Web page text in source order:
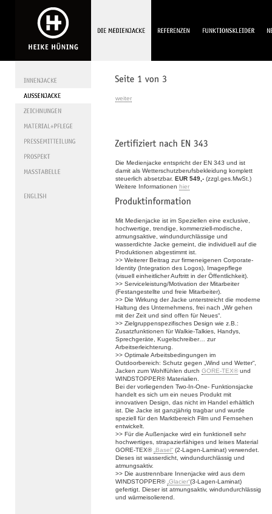
weiter
Die Medienjacke entspricht der EN 343 und ist
damit als Wetterschutzberufsbekleidung komplett
steuerlich absetzbar. EUR 549,- (zzgl.ges.MwSt.)
Weitere Informationen hier
Mit Medienjacke ist im Speziellen eine exclusive,
hochwertige, trendige, kommerziell-modische,
atmungsaktive, windundurchlässige und
wasserdichte Jacke gemeint, die individuell auf die
Produktionen abgestimmt ist.
>> Weiterer Beitrag zur firmeneigenen Corporate-
Identity (Integration des Logos), Imagepflege
(visuell einheitlicher Auftritt in der Öffentlichkeit).
>> Serviceleistung/Motivation der Mitarbeiter
(Festangestellte und freie Mitarbeiter).
>> Die Wirkung der Jacke unterstreicht die moderne
Haltung des Unternehmens, frei nach „Wir gehen
mit der Zeit und sind offen für Neues“.
>> Zielgruppenspezifisches Design wie z.B.:
Zusatzfunktionen für Walkie-Talkies, Handys,
Sprechgeräte, Kugelschreiber… zur
Arbeitserleichterung.
>> Optimale Arbeitsbedingungen im
Outdoorbereich: Schutz gegen „Wind und Wetter“,
Jacken zum Wohlfühlen durch GORE-TEX® und
WINDSTOPPER® Materialien.
Bei der vorliegenden Two-In-One- Funktionsjacke
handelt es sich um ein neues Produkt mit
innovativen Design, das nicht im Handel erhältlich
ist. Die Jacke ist ganzjährig tragbar und wurde
speziell für den Marktbereich Film und Fernsehen
entwickelt.
>> Für die Außenjacke wird ein funktionell sehr
hochwertiges, strapazierfähiges und leises Material
GORE-TEX® „Basel“ (2-Lagen-Laminat) verwendet.
Dieses ist wasserdicht, windundurchlässig und
atmungsaktiv.
>> Die austrennbare Innenjacke wird aus dem
WINDSTOPPER® „Glacier“(3-Lagen-Laminat)
gefertigt. Dieser ist atmungsaktiv, windundurchlässig
und wärmeisolierend.